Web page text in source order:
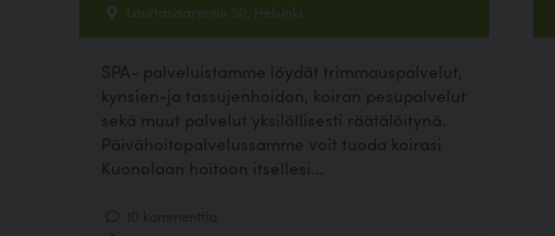
Lauttasaarentie 50, Helsinki
SPA- palveluistamme löydät trimmauspalvelut,
kynsien-ja tassujenhoidon, koiran pesupalvelut
sekä muut palvelut yksilöllisesti räätälöitynä.
Päivähoitopalvelussamme voit tuoda koirasi
Kuonolaan hoitoon itsellesi...